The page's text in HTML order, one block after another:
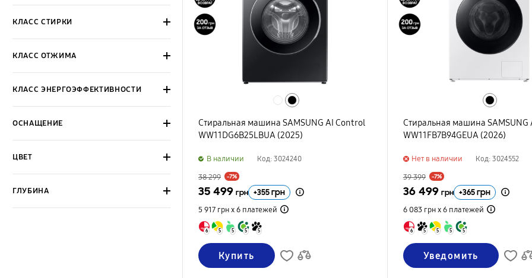
КЛАСС СТИРКИ
КЛАСС ОТЖИМА
КЛАСС ЭНЕРГОЭФФЕКТИВНОСТИ
ОСНАЩЕНИЕ
ЦВЕТ
ГЛУБИНА
Стиральная машина SAMSUNG AI Control
WW11DG6B25LBUA (2025)
B наличии Код: 3024240
38 299 -7%
35 499 грн +355грн
5 917 грн х 6 платежей
6 5 5 5 5
Купить
Стиральная машина SAMSUNG
WW11FB7B94GEUA (2026)
Нет в наличии Код: 3024552
39 399 -7%
36 499 грн +365грн
6 083 грн х 6 платежей
6 5 5 5 5
Уведомить